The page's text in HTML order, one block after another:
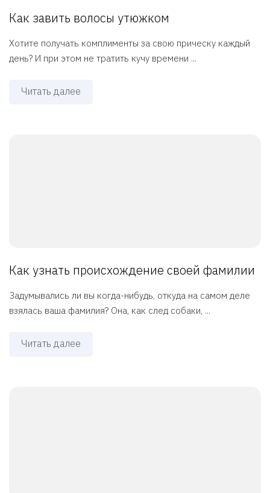
Как завить волосы утюжком
Хотите получать комплименты за свою прическу каждый
день? И при этом не тратить кучу времени ...
Читать далее
Как узнать происхождение своей фамилии
Задумывались ли вы когда-нибудь, откуда на самом деле
взялась ваша фамилия? Она, как след собаки, ...
Читать далее